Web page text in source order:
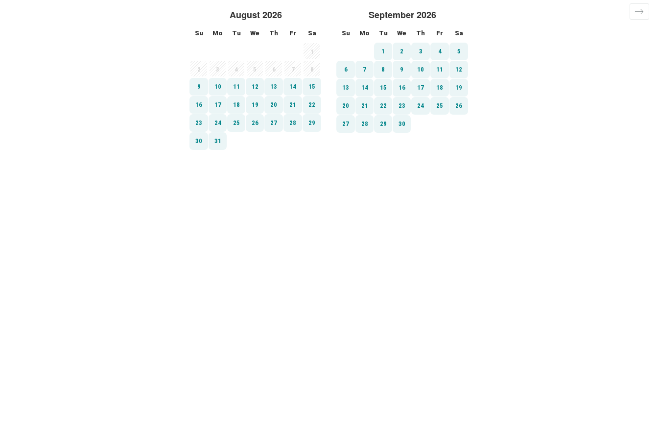
August 2026
Su Mo Tu We Th Fr Sa
1
2 3 4 5 6 7 8
9 10 11 12 13 14 15
16 17 18 19 20 21 22
23 24 25 26 27 28 29
30 31
September 2026
Su Mo Tu We Th Fr Sa
1 2 3 4 5
6 7 8 9 10 11 12
13 14 15 16 17 18 19
20 21 22 23 24 25 26
27 28 29 30